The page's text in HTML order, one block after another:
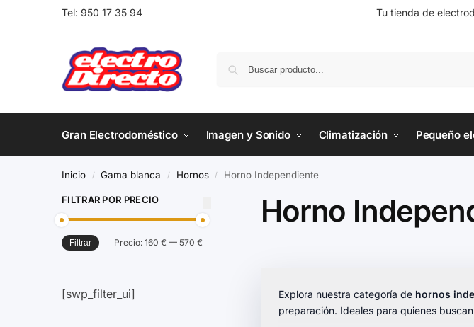
Tel: 950 17 35 94 Tu tienda de
Gran Electrodoméstico Imagen y Sonido Climatización Pequeño
Inicio / Gama blanca / Hornos / Horno Independiente
Horno
Explora nuestra categoría de hornos
preparación. Ideales para quienes
FILTRAR POR PRECIO
Filtrar Precio: 160 € — 570 €
[swp_filter_ui]